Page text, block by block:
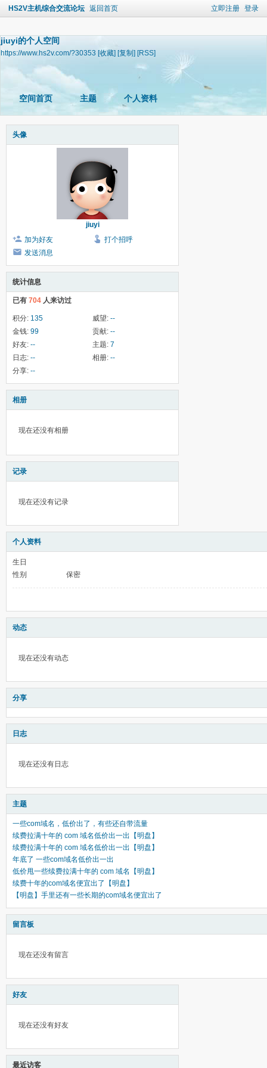
立即注册 登录
HS2V主机综合交流论坛 返回首页
jiuyi的个人空间
https://www.hs2v.com/?30353 [收藏] [复制] [RSS]
空间首页 主题 个人资料
头像
jiuyi
加为好友
打个招呼
发送消息
统计信息
已有 704 人来访过
积分: 135 威望: --
金钱: 99 贡献: --
好友: -- 主题: 7
日志: -- 相册: --
分享: --
相册
现在还没有相册
记录
现在还没有记录
个人资料
生日
性别
保密
动态
现在还没有动态
分享
日志
现在还没有日志
主题
一些com域名，低价出了，有些还自带流量
续费拉满十年的 com 域名低价出一出【明盘】
续费拉满十年的 com 域名低价出一出【明盘】
年底了 一些com域名低价出一出
低价甩一些续费拉满十年的 com 域名【明盘】
续费十年的com域名便宜出了【明盘】
【明盘】手里还有一些长期的com域名便宜出了
留言板
现在还没有留言
好友
现在还没有好友
最近访客